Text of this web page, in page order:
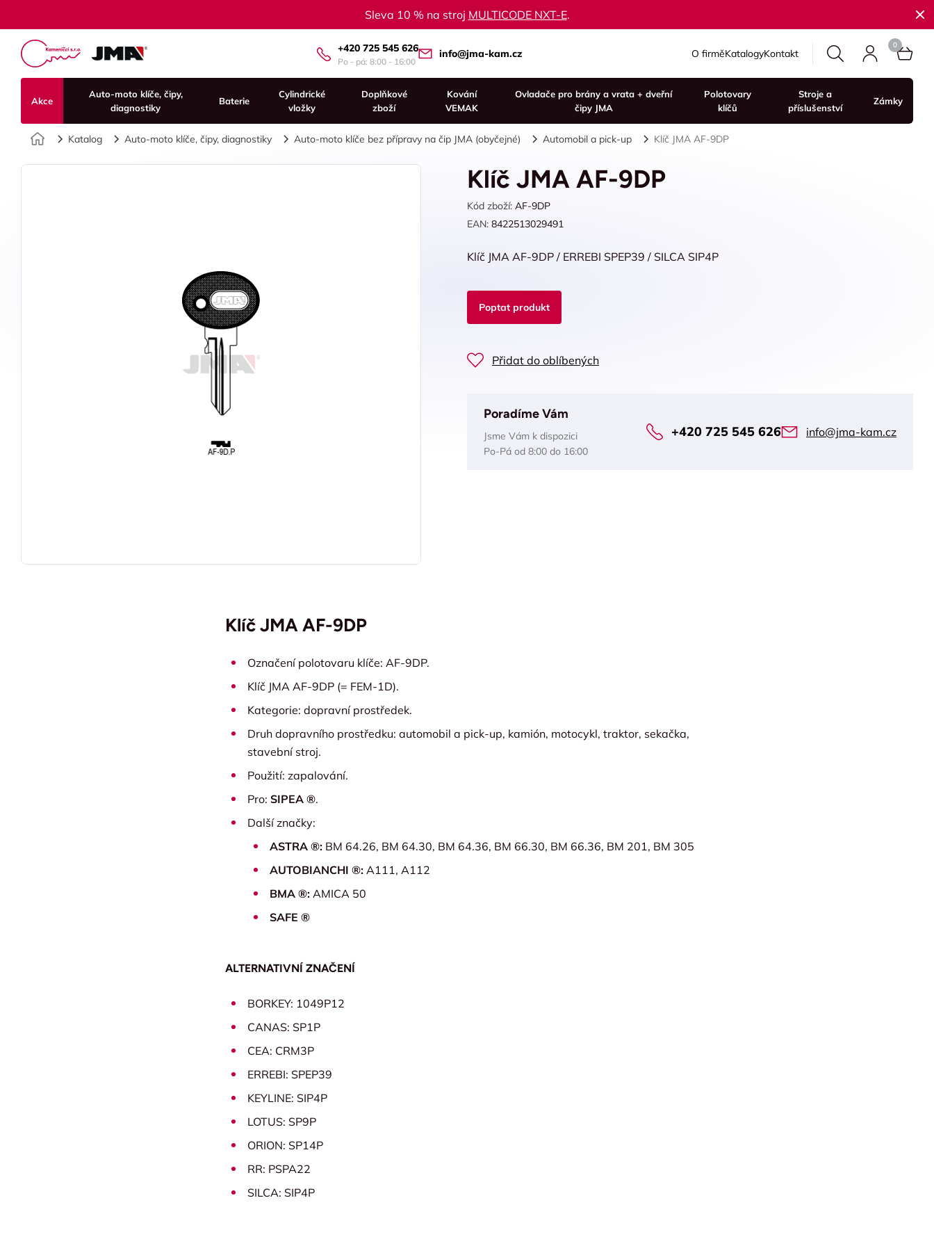
Sleva 10 % na stroj MULTICODE NXT-E.
+420 725 545 626
Po - pá: 8:00 - 16:00
info@jma-kam.cz O firměKatalogyKontakt
Akce
Auto-moto klíče, čipy,
diagnostiky
Baterie
Cylindrické
vložky
Doplňkové
zboží
Kování
VEMAK
Ovladače pro brány a vrata + dveřní
čipy JMA
Polotovary
klíčů
Stroje a
příslušenství
Zámky
Úvod
Katalog Auto-moto klíče, čipy, diagnostiky Auto-moto klíče bez přípravy na čip JMA (obyčejné) Automobil a pick-up Klíč JMA AF-9DP
Klíč JMA AF-9DP
Kód zboží: AF-9DP
EAN: 8422513029491
Klíč JMA AF-9DP / ERREBI SPEP39 / SILCA SIP4P
Poptat produkt
Přidat do oblíbených
Poradíme Vám
Jsme Vám k dispozici
Po-Pá od 8:00 do 16:00
+420 725 545 626 info@jma-kam.cz
Klíč JMA AF-9DP
Označení polotovaru klíče: AF-9DP.
Klíč JMA AF-9DP (= FEM-1D).
Kategorie: dopravní prostředek.
Druh dopravního prostředku: automobil a pick-up, kamión, motocykl, traktor, sekačka,
stavební stroj.
Použití: zapalování.
Pro: SIPEA ®.
Další značky:
ASTRA ®: BM 64.26, BM 64.30, BM 64.36, BM 66.30, BM 66.36, BM 201, BM 305
AUTOBIANCHI ®: A111, A112
BMA ®: AMICA 50
SAFE ®
ALTERNATIVNÍ ZNAČENÍ
BORKEY: 1049P12
CANAS: SP1P
CEA: CRM3P
ERREBI: SPEP39
KEYLINE: SIP4P
LOTUS: SP9P
ORION: SP14P
RR: PSPA22
SILCA: SIP4P